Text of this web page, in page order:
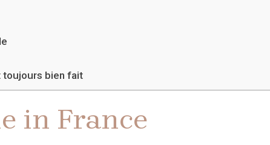
toujours bien fait
in France